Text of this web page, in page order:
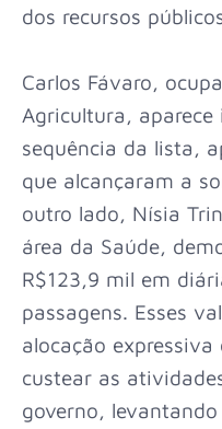
dos recursos
Carlos Fávaro,
Agricultura,
sequência da lista,
que alcançaram a
outro lado, Nísia
área da Saúde,
R$123,9 mil em
passagens. Esses
alocação
custear as
governo,